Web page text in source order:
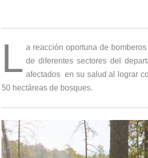
L a reacción oportuna de
de diferentes sectores del
afectados en su salud al lograr
50 hectáreas de bosques.